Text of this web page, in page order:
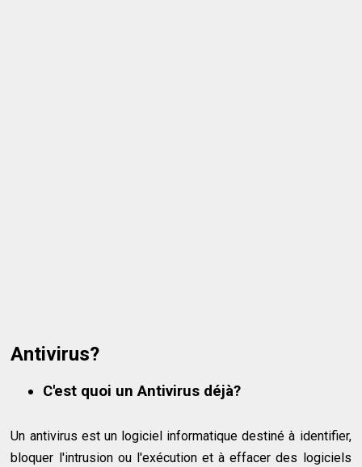
Antivirus?
C'est quoi un Antivirus déjà?
Un antivirus est un logiciel informatique destiné à identifier,
bloquer l'intrusion ou l'exécution et à effacer des logiciels